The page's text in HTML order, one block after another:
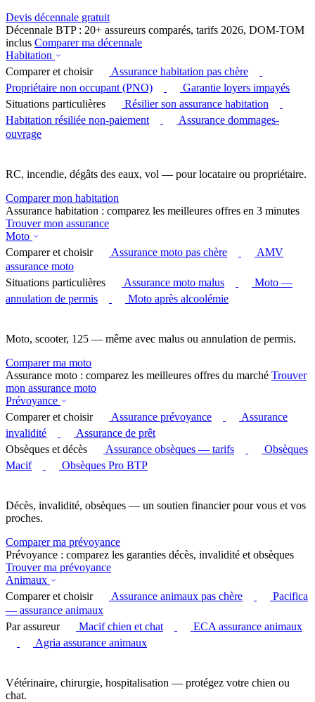
Devis décennale gratuit
Décennale BTP : 20+ assureurs comparés, tarifs 2026, DOM-TOM
inclus Comparer ma décennale
Habitation
Comparer et choisir
Assurance habitation pas chère
Propriétaire non occupant (PNO)
Garantie loyers impayés
Situations particulières
Résilier son assurance habitation
Habitation résiliée non-paiement
Assurance dommages-
ouvrage
RC, incendie, dégâts des eaux, vol — pour locataire ou propriétaire.
Comparer mon habitation
Assurance habitation : comparez les meilleures offres en 3 minutes
Trouver mon assurance
Moto
Comparer et choisir
Assurance moto pas chère
AMV
assurance moto
Situations particulières
Assurance moto malus
Moto —
annulation de permis
Moto après alcoolémie
Moto, scooter, 125 — même avec malus ou annulation de permis.
Comparer ma moto
Assurance moto : comparez les meilleures offres du marché Trouver
mon assurance moto
Prévoyance
Comparer et choisir
Assurance prévoyance
Assurance
invalidité
Assurance de prêt
Obsèques et décès
Assurance obsèques — tarifs
Obsèques
Macif
Obsèques Pro BTP
Décès, invalidité, obsèques — un soutien financier pour vous et vos
proches.
Comparer ma prévoyance
Prévoyance : comparez les garanties décès, invalidité et obsèques
Trouver ma prévoyance
Animaux
Comparer et choisir
Assurance animaux pas chère
Pacifica
— assurance animaux
Par assureur
Macif chien et chat
ECA assurance animaux
Agria assurance animaux
Vétérinaire, chirurgie, hospitalisation — protégez votre chien ou
chat.